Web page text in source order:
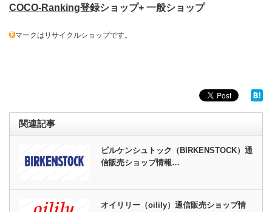
COCO-Ranking登録ショップ+ 一般ショップ
マークはリサイクルショップです。
関連記事
ビルケンシュトック（BIRKENSTOCK）通
信販売ショップ情報…
オイリリー（oilily）通信販売ショップ情